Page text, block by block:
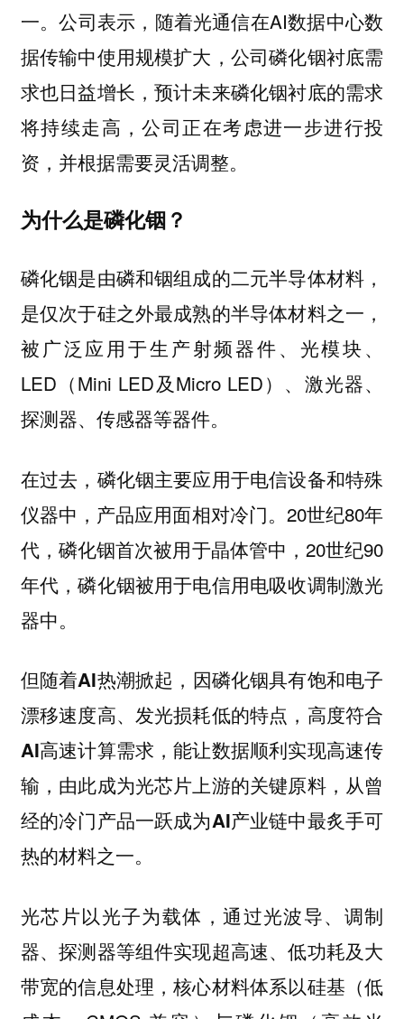
一。公司表示，随着光通信在AI数据中心数
据传输中使用规模扩大，公司磷化铟衬底需
求也日益增长，预计未来磷化铟衬底的需求
将持续走高，公司正在考虑进一步进行投
资，并根据需要灵活调整。
为什么是磷化铟？
磷化铟是由磷和铟组成的二元半导体材料，
是仅次于硅之外最成熟的半导体材料之一，
被广泛应用于生产射频器件、光模块、
LED（Mini LED及Micro LED）、激光器、
探测器、传感器等器件。
在过去，磷化铟主要应用于电信设备和特殊
仪器中，产品应用面相对冷门。20世纪80年
代，磷化铟首次被用于晶体管中，20世纪90
年代，磷化铟被用于电信用电吸收调制激光
器中。
但随着AI热潮掀起，因磷化铟具有饱和电子
漂移速度高、发光损耗低的特点，高度符合
AI高速计算需求，能让数据顺利实现高速传
输，由此成为光芯片上游的关键原料，从曾
经的冷门产品一跃成为AI产业链中最炙手可
热的材料之一。
光芯片以光子为载体，通过光波导、调制
器、探测器等组件实现超高速、低功耗及大
带宽的信息处理，核心材料体系以硅基（低